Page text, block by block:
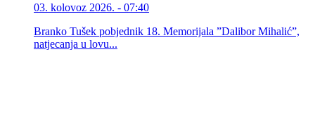
03. kolovoz 2026. - 07:40
Branko Tušek pobjednik 18. Memorijala ”Dalibor Mihalić”,
natjecanja u lovu...